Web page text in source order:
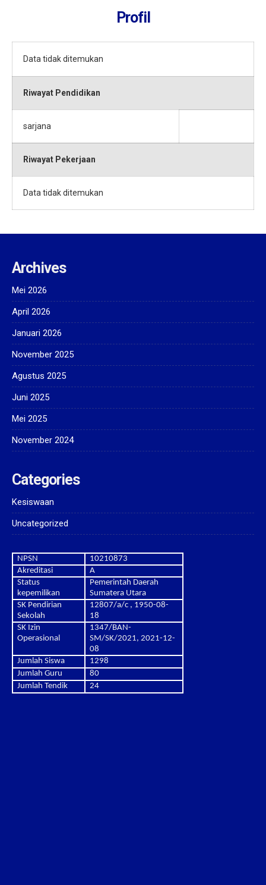
Profil
Data tidak ditemukan
Riwayat Pendidikan
sarjana
Riwayat Pekerjaan
Data tidak ditemukan
Archives
Mei 2026
April 2026
Januari 2026
November 2025
Agustus 2025
Juni 2025
Mei 2025
November 2024
Categories
Kesiswaan
Uncategorized
NPSN
10210873
Akreditasi
A
Status
kepemilikan
Pemerintah Daerah
Sumatera Utara
SK Pendirian
Sekolah
12807/a/c , 1950-08-
18
SK Izin
Operasional
1347/BAN-
SM/SK/2021, 2021-12-
08
Jumlah Siswa
1298
Jumlah Guru
80
Jumlah Tendik
24